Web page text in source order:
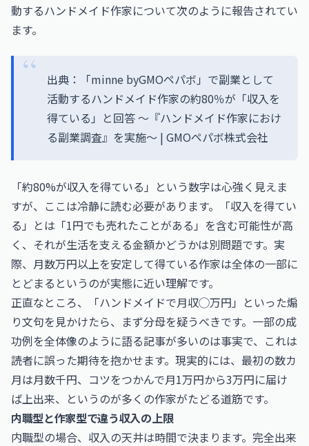
動するハンドメイド作家について次のように報告されてい
ます。
出典：「minne byGMOペパボ」で副業として
活動するハンドメイド作家の約80％が「収入を
得ている」と回答 ～『ハンドメイド作家におけ
る副業調査』を実施～ | GMOペパボ株式会社
「約80%が収入を得ている」という数字は心強く見えま
すが、ここは冷静に読む必要があります。「収入を得てい
る」とは「1円でも売れたことがある」を含む可能性が高
く、それが生活を支える金額かどうかは別問題です。実
際、月数万円以上を安定して得ている作家は全体の一部に
とどまるというのが実態に近い理解です。
正直なところ、「ハンドメイドで月収◯万円」といった煽
り文句を見かけたら、まず分母を疑うべきです。一部の成
功例を全体像のように語る記事が多いのは事実で、これは
読者に誤った期待を抱かせます。現実的には、最初の数カ
月は月数千円、コツをつかんで月1万円から3万円に届け
ば上出来、というのが多くの作家がたどる道筋です。
内職型と作家型で違う収入の上限
内職型の場合、収入の天井は時間で決まります。完全出来